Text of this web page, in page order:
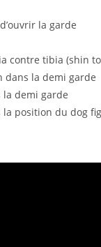
la garde
contre tibia (shin
dans la demi garde
demi garde
la position du dog